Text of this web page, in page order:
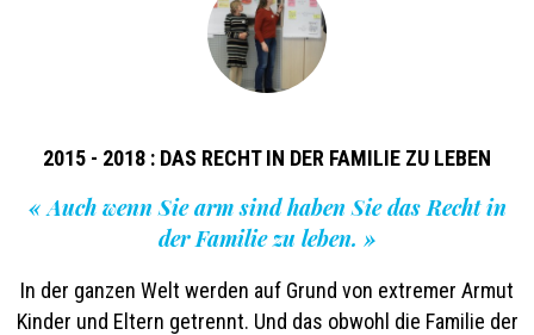
2015 - 2018 : DAS RECHT IN DER FAMILIE ZU LEBEN
« Auch wenn Sie arm sind haben Sie das Recht in
der Familie zu leben. »
In der ganzen Welt werden auf Grund von extremer Armut
Kinder und Eltern getrennt. Und das obwohl die Familie der